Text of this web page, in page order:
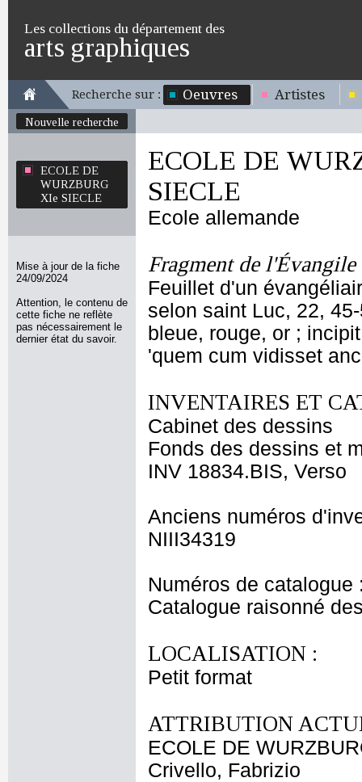
Les collections du département des
arts graphiques
Recherche sur : Oeuvres Artistes
Nouvelle recherche
ECOLE DE
WURZBURG
XIe SIECLE
Mise à jour de la fiche
24/09/2024
Attention, le contenu de
cette fiche ne reflète
pas nécessairement le
dernier état du savoir.
ECOLE DE
SIECLE
Ecole allemande
Fragment de
Feuillet d'un
selon saint Luc, 22,
bleue, rouge, or ;
'quem cum vidisset
INVENTAIRES ET
Cabinet des dessins
Fonds des dessins et
INV 18834.BIS, Verso
Anciens numéros
NIII34319
Numéros de catalogue
Catalogue raisonné
LOCALISATION :
Petit format
ATTRIBUTION
ECOLE DE
Crivello, Fabrizio